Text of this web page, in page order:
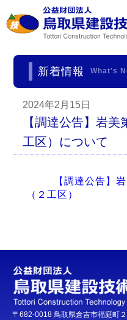
新着情報 What's
2024年2月15日
【調達公告】岩
工区）について
【調達公告】
（２工区）
〒682-0018 鳥取県倉吉市福庭町